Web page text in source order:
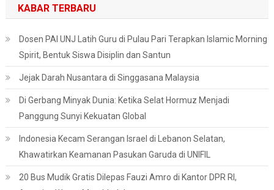
KABAR TERBARU
Dosen PAI UNJ Latih Guru di Pulau Pari Terapkan Islamic Morning
Spirit, Bentuk Siswa Disiplin dan Santun
Jejak Darah Nusantara di Singgasana Malaysia
Di Gerbang Minyak Dunia: Ketika Selat Hormuz Menjadi
Panggung Sunyi Kekuatan Global
Indonesia Kecam Serangan Israel di Lebanon Selatan,
Khawatirkan Keamanan Pasukan Garuda di UNIFIL
20 Bus Mudik Gratis Dilepas Fauzi Amro di Kantor DPR RI,